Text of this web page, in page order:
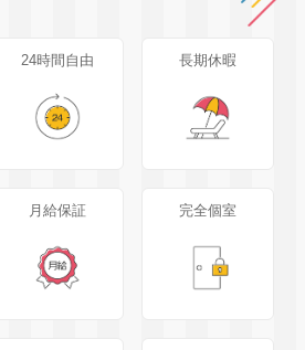
24時間自由 長期休暇
月給保証 完全個室